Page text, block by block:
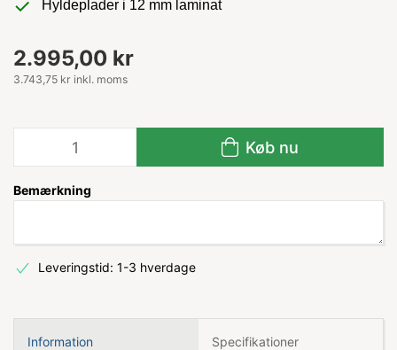
Hyldeplader i 12 mm laminat
2.995,00 kr
3.743,75 kr inkl. moms
Køb nu
Bemærkning
Leveringstid: 1-3 hverdage
Information Specifikationer